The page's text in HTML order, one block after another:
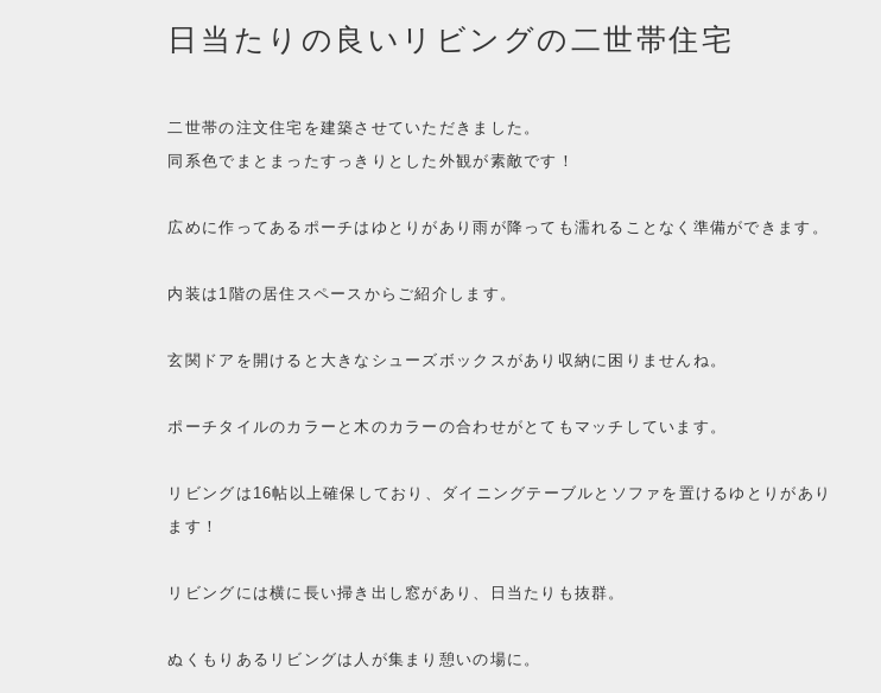
日当たりの良いリビングの二世帯住宅
二世帯の注文住宅を建築させていただきました。
同系色でまとまったすっきりとした外観が素敵です！
広めに作ってあるポーチはゆとりがあり雨が降っても濡れることなく準備ができます。
内装は1階の居住スペースからご紹介します。
玄関ドアを開けると大きなシューズボックスがあり収納に困りませんね。
ポーチタイルのカラーと木のカラーの合わせがとてもマッチしています。
リビングは16帖以上確保しており、ダイニングテーブルとソファを置けるゆとりがあり
ます！
リビングには横に長い掃き出し窓があり、日当たりも抜群。
ぬくもりあるリビングは人が集まり憩いの場に。